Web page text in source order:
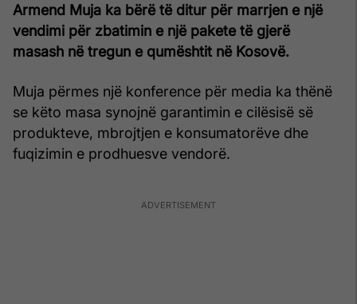
Armend Muja ka bërë të ditur për marrjen e një
vendimi për zbatimin e një pakete të gjerë
masash në tregun e qumështit në Kosovë.
Muja përmes një konference për media ka thënë
se këto masa synojnë garantimin e cilësisë së
produkteve, mbrojtjen e konsumatorëve dhe
fuqizimin e prodhuesve vendorë.